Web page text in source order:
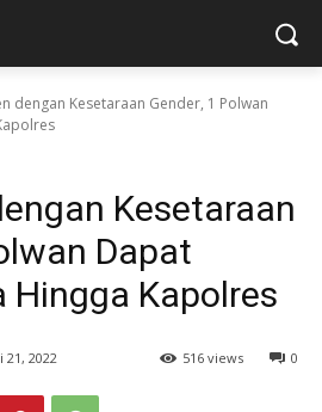
dengan Kesetaraan Gender, 1 Polwan
Kesetaraan
Dapat
Hingga Kapolres
21, 2022 0
516 views